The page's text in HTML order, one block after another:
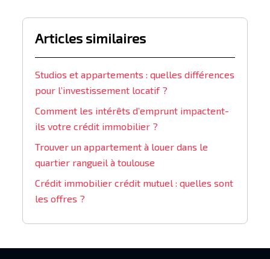
Articles similaires
Studios et appartements : quelles différences
pour l’investissement locatif ?
Comment les intérêts d’emprunt impactent-
ils votre crédit immobilier ?
Trouver un appartement à louer dans le
quartier rangueil à toulouse
Crédit immobilier crédit mutuel : quelles sont
les offres ?